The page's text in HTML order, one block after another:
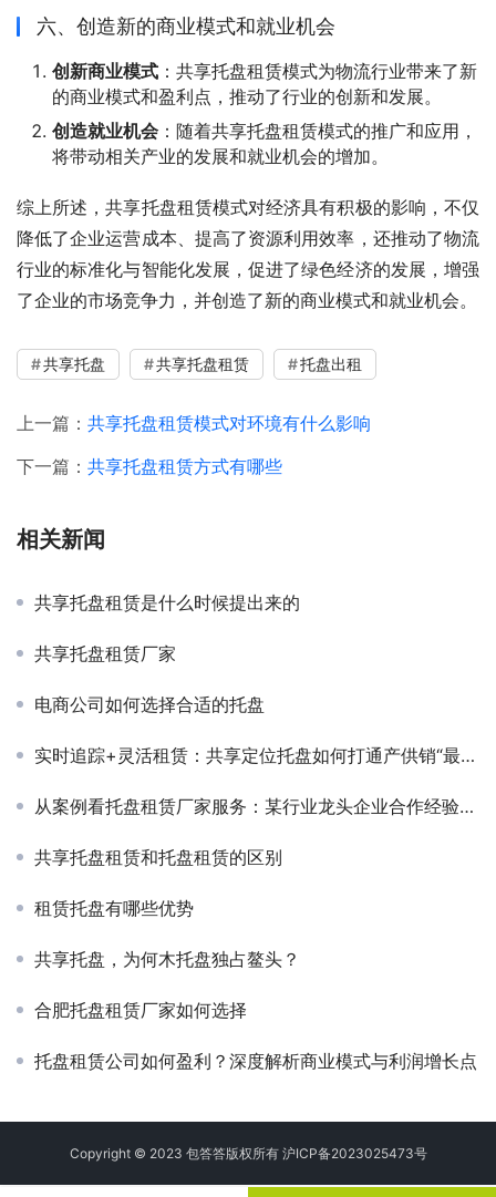
六、创造新的商业模式和就业机会
创新商业模式 ：共享托盘租赁模式为物流行业带来了新
的商业模式和盈利点，推动了行业的创新和发展。
创造就业机会 ：随着共享托盘租赁模式的推广和应用，
将带动相关产业的发展和就业机会的增加。
综上所述，共享托盘租赁模式对经济具有积极的影响，不仅
降低了企业运营成本、提高了资源利用效率，还推动了物流
行业的标准化与智能化发展，促进了绿色经济的发展，增强
了企业的市场竞争力，并创造了新的商业模式和就业机会。
共享托盘 共享托盘租赁 托盘出租
上一篇： 共享托盘租赁模式对环境有什么影响
下一篇： 共享托盘租赁方式有哪些
相关新闻
共享托盘租赁是什么时候提出来的
共享托盘租赁厂家
电商公司如何选择合适的托盘
实时追踪+灵活租赁：共享定位托盘如何打通产供销“最后一公里”？
从案例看托盘租赁厂家服务：某行业龙头企业合作经验分享
共享托盘租赁和托盘租赁的区别
租赁托盘有哪些优势
共享托盘，为何木托盘独占鳌头？
合肥托盘租赁厂家如何选择
托盘租赁公司如何盈利？深度解析商业模式与利润增长点
Copyright © 2023 包答答版权所有 沪ICP备2023025473号